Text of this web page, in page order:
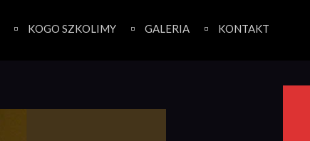
KOGO SZKOLIMY GALERIA KONTAKT